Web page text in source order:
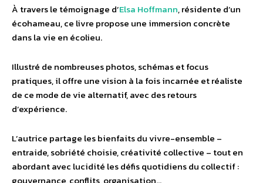
À travers le témoignage d’Elsa Hoffmann, résidente d’un
écohameau, ce livre propose une immersion concrète
dans la vie en écolieu.
Illustré de nombreuses photos, schémas et focus
pratiques, il offre une vision à la fois incarnée et réaliste
de ce mode de vie alternatif, avec des retours
d’expérience.
L’autrice partage les bienfaits du vivre-ensemble –
entraide, sobriété choisie, créativité collective – tout en
abordant avec lucidité les défis quotidiens du collectif :
gouvernance, conflits, organisation…